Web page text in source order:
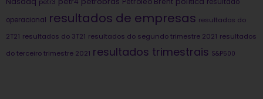
operacional resultados de empresas resultados do
2T21 resultados do 3T21 resultados do segundo trimestre 2021 resultados
do terceiro trimestre 2021 resultados trimestrais S&P500